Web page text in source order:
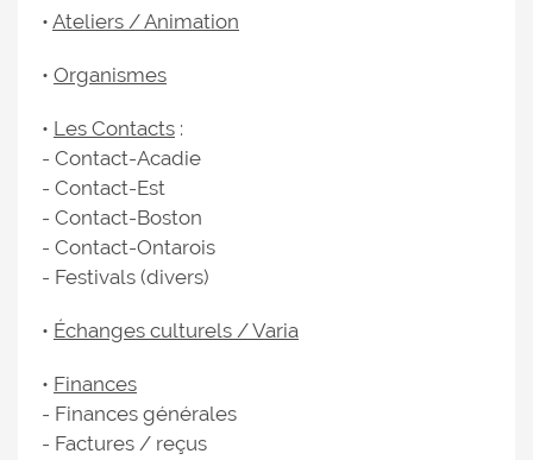
• Ateliers / Animation
• Organismes
• Les Contacts :
- Contact-Acadie
- Contact-Est
- Contact-Boston
- Contact-Ontarois
- Festivals (divers)
• Échanges culturels / Varia
• Finances
- Finances générales
- Factures / reçus